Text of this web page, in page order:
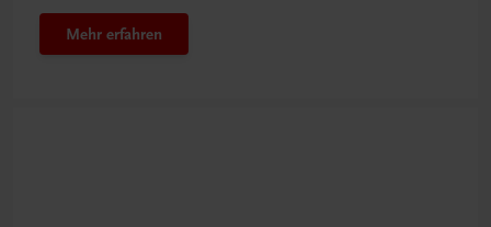
Mehr erfahren